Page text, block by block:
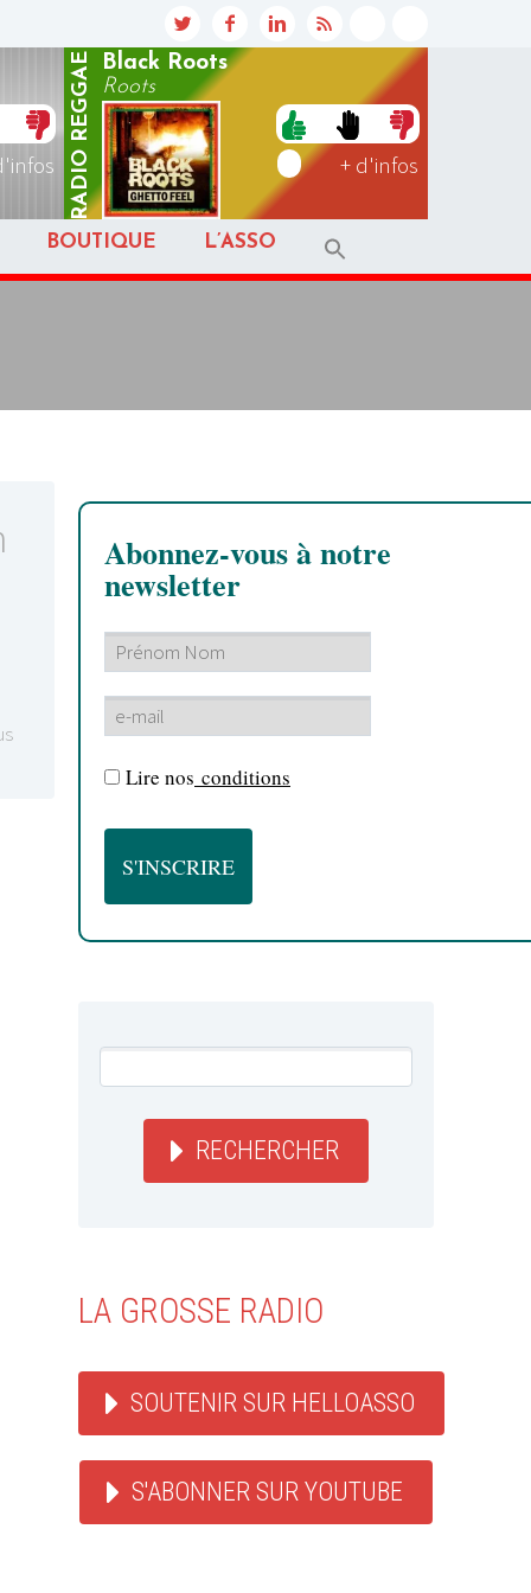
RADIO
REGGAE
Black Roots
Roots
+ d'infos
BOUTIQUE L’ASSO
Abonnez-vous à notre
newsletter
Lire nos conditions
RECHERCHER
LA GROSSE RADIO
SOUTENIR SUR HELLOASSO
S'ABONNER SUR YOUTUBE